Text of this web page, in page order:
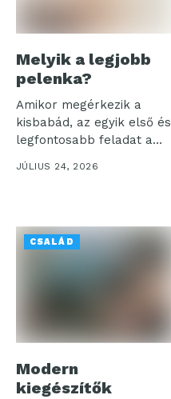
Melyik a legjobb
pelenka?
Amikor megérkezik a
kisbabád, az egyik első és
legfontosabb feladat a
megfelelő...
JÚLIUS 24, 2026
CSALÁD
Modern
kiegészítők